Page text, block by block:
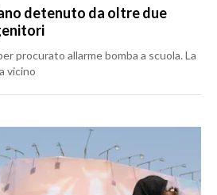
detenuto da oltre due
procurato allarme bomba a scuola. La
vicino